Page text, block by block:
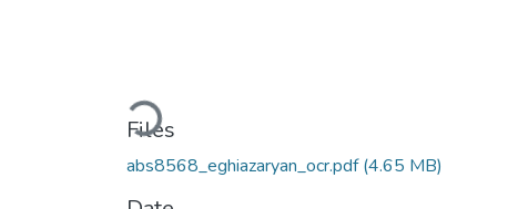
Loading...
Files
abs8568_eghiazaryan_ocr.pdf(4.65 MB)